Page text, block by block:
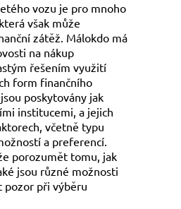
vozu je pro mnoho
však může
zátěž. Málokdo má
na nákup
řešením využití
form finančního
poskytovány jak
institucemi, a jejich
včetně typu
a preferencí.
porozumět tomu, jak
jsou různé možnosti
pozor při výběru